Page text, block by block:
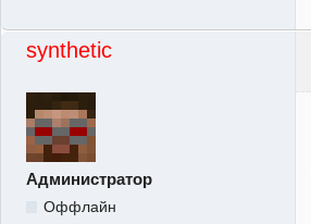
synthetic
Администратор
Оффлайн